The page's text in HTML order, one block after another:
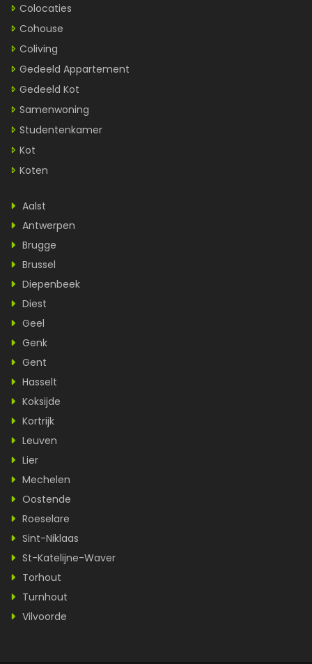
Colocaties
Cohouse
Coliving
Gedeeld Appartement
Gedeeld Kot
Samenwoning
Studentenkamer
Kot
Koten
Aalst
Antwerpen
Brugge
Brussel
Diepenbeek
Diest
Geel
Genk
Gent
Hasselt
Koksijde
Kortrijk
Leuven
Lier
Mechelen
Oostende
Roeselare
Sint-Niklaas
St-Katelijne-Waver
Torhout
Turnhout
Vilvoorde